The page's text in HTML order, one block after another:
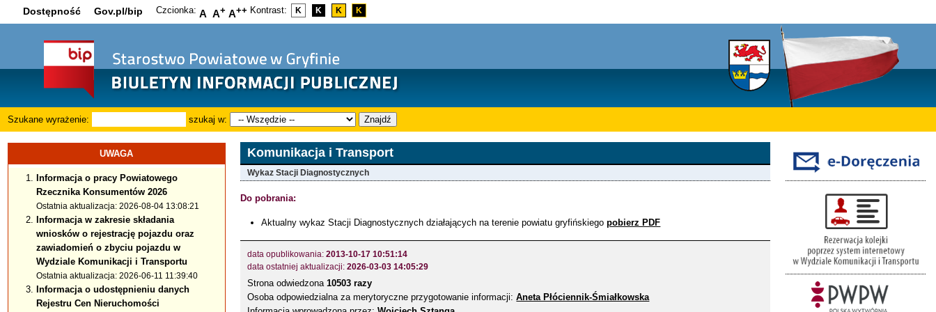
Dostępność Gov.pl/bip Czcionka: A A+ A++ Kontrast: K K K K
Szukane wyrażenie: szukaj w: Znajdź
UWAGA
Informacja o pracy Powiatowego
Rzecznika Konsumentów 2026
Ostatnia aktualizacja: 2026-08-04 13:08:21
Informacja w zakresie składania
wniosków o rejestrację pojazdu oraz
zawiadomień o zbyciu pojazdu w
Wydziale Komunikacji i Transportu
Ostatnia aktualizacja: 2026-06-11 11:39:40
Informacja o udostępnieniu danych
Rejestru Cen Nieruchomości
Komunikacja i Transport
Wykaz Stacji Diagnostycznych
Do pobrania:
Aktualny wykaz Stacji Diagnostycznych działających na terenie powiatu gryfińskiegopobierz PDF
data opublikowania:2013-10-17 10:51:14
data ostatniej aktualizacji:2026-03-03 14:05:29
Strona odwiedzona10503 razy
Osoba odpowiedzialna za merytoryczne przygotowanie informacji:Aneta Płóciennik-Śmiałkowska